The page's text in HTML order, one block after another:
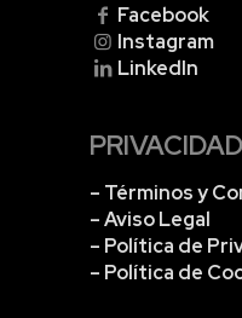
Facebook
Instagram
LinkedIn
PRIVACIDAD
– Términos y
– Aviso Legal
– Política de
– Política de